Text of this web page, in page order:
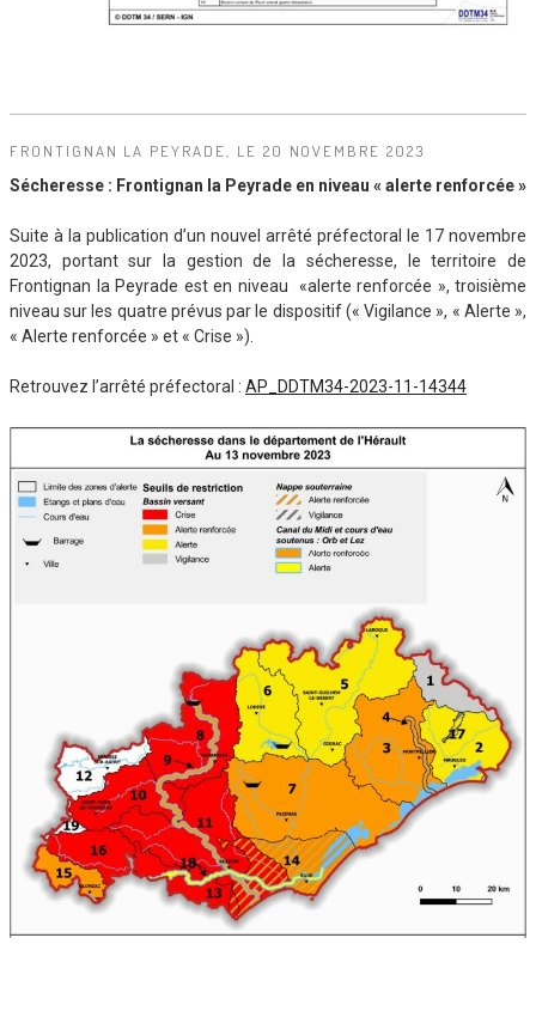
FRONTIGNAN LA PEYRADE, LE 20 NOVEMBRE 2023
Sécheresse : Frontignan la Peyrade en niveau « alerte renforcée »
Suite à la publication d’un nouvel arrêté préfectoral le 17 novembre
2023, portant sur la gestion de la sécheresse, le territoire de
Frontignan la Peyrade est en niveau «alerte renforcée », troisième
niveau sur les quatre prévus par le dispositif (« Vigilance », « Alerte »,
« Alerte renforcée » et « Crise »).
Retrouvez l’arrêté préfectoral : AP_DDTM34-2023-11-14344